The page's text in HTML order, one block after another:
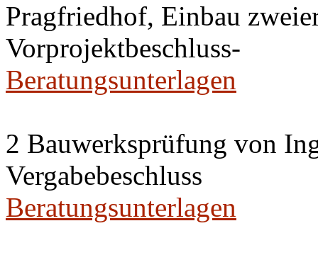
Pragfriedhof, Einbau
Vorprojektbeschluss-
Beratungsunterlagen
2 Bauwerksprüfung von
Vergabebeschluss
Beratungsunterlagen